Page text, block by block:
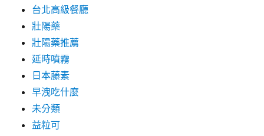
台北高級餐廳
壯陽藥
壯陽藥推薦
延時噴霧
日本藤素
早洩吃什麼
未分類
益粒可